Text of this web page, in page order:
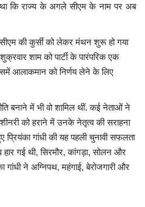
था कि राज्य के अगले सीएम के नाम पर अब
की कुर्सी को लेकर मंथन शुरू हो गया
शाम को पार्टी के पारंपरिक एक
आलाकमान को निर्णय लेने के लिए
बनाने में भी वो शामिल थीं. कई नेताओं ने
को हराने में उनके नेतृत्व की सराहना
गांधी की यह पहली चुनावी सफलता
हार गई थी, सिरमौर, कांगड़ा, सोलन और
गांधी ने अग्निपथ, महंगाई, बेरोजगारी और